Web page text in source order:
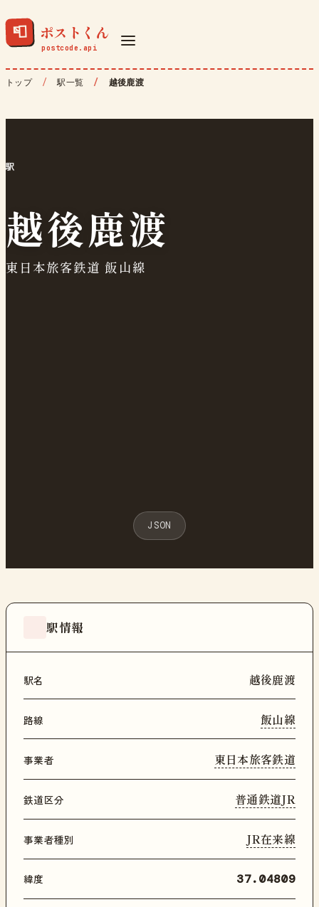
📮 ポストくん
トップ 駅一覧 越後鹿渡
駅
越後鹿渡
東日本旅客鉄道 飯山線
JSON
駅情報
駅名 越後鹿渡
路線 飯山線
事業者 東日本旅客鉄道
鉄道区分 普通鉄道JR
事業者種別 JR在来線
緯度 37.04809